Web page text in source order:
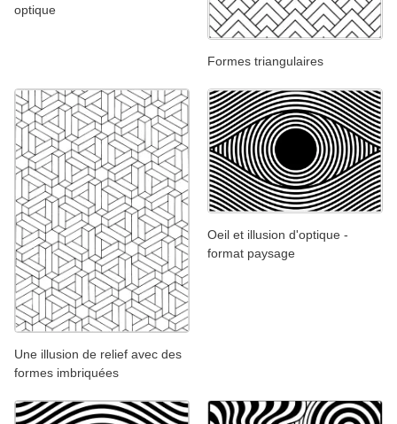
optique
Formes triangulaires
Une illusion de relief avec des
formes imbriquées
Oeil et illusion d'optique -
format paysage